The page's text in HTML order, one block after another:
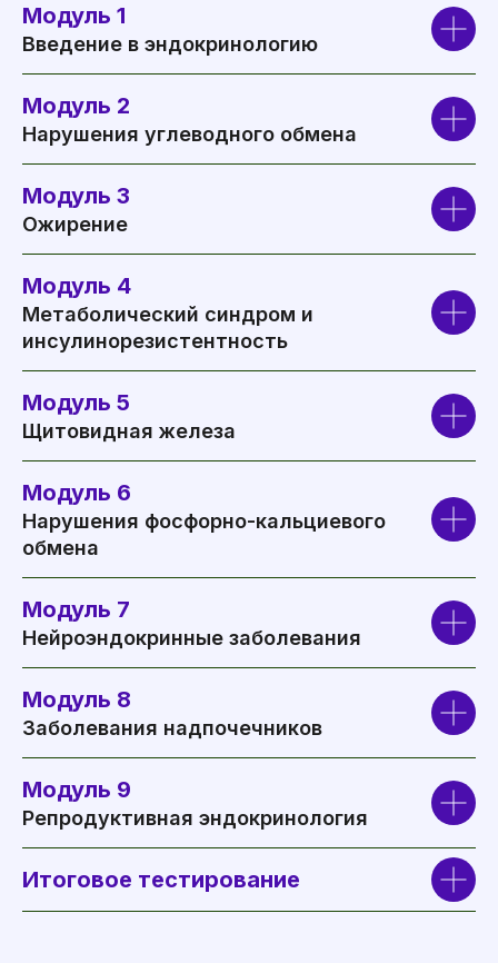
Модуль 1
Введение в эндокринологию
Модуль 2
Нарушения углеводного обмена
Модуль 3
Ожирение
Модуль 4
Метаболический синдром и
инсулинорезистентность
Модуль 5
Щитовидная железа
Модуль 6
Нарушения фосфорно-кальциевого
обмена
Модуль 7
Нейроэндокринные заболевания
Модуль 8
Заболевания надпочечников
Модуль 9
Репродуктивная эндокринология
Итоговое тестирование